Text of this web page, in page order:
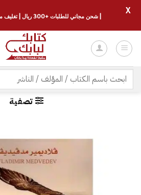
للمحتوى
البحث
عن:
تصفية
| شحن مجاني للطلبات +300 ريال | تغليف مجاني للطلبات +150 ريال |
X